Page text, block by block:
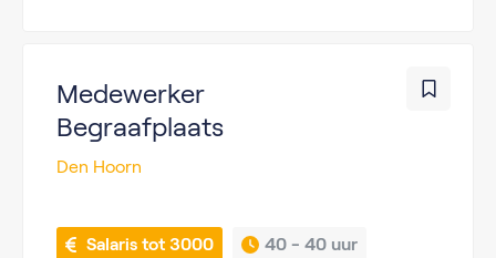
Medewerker
Begraafplaats
Den Hoorn
Salaris tot 3000 40 - 40 uur